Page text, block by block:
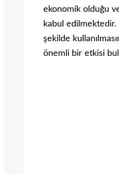
ekonomik olduğu
kabul
şekilde
önemli bir etkisi